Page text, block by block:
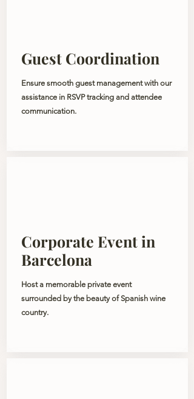
Guest Coordination
Ensure smooth guest management with our
assistance in RSVP tracking and attendee
communication.
Corporate Event in
Barcelona
Host a memorable private event
surrounded by the beauty of Spanish wine
country.